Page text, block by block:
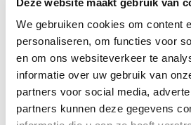
We gebruiken cookies om content
personaliseren, om functies voor
en om ons websiteverkeer te
informatie over uw gebruik van
partners voor social media,
partners kunnen deze gegevens
echtgenoot. Zij zoeken een
huurwoning voor 55-plussers
rolstoeltoegankelijk is. De
twee keer op een woning
woningstichting. Volgens